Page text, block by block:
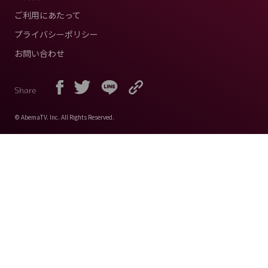
ご利用にあたって
プライバシーポリシー
お問い合わせ
Share
© AbemaTV. Inc. All Rights Reserved.